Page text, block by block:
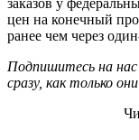
цен на конечный
ранее чем через
Подпишитесь на нас
сразу, как только